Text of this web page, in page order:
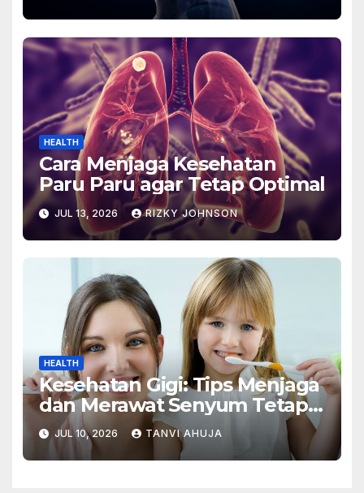
HEALTH
Cara Menjaga Kesehatan
Paru Paru agar Tetap Optimal
JUL 13, 2026 RIZKY JOHNSON
HEALTH
Kesehatan Gigi: Tips Menjaga
dan Merawat Senyum Tetap
Sehat
JUL 10, 2026 TANVI AHUJA